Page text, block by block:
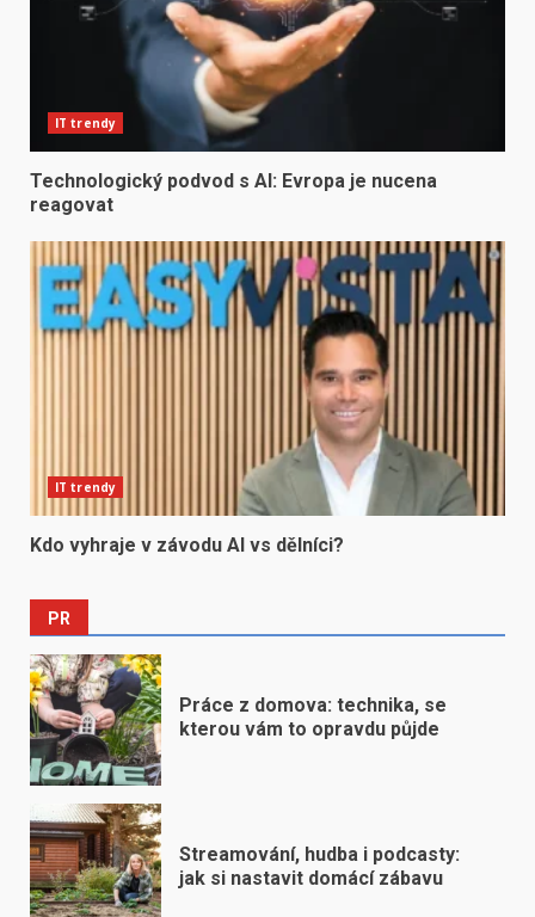
IT trendy
Technologický podvod s AI: Evropa je nucena
reagovat
IT trendy
Kdo vyhraje v závodu AI vs dělníci?
PR
Práce z domova: technika, se
kterou vám to opravdu půjde
Streamování, hudba i podcasty:
jak si nastavit domácí zábavu